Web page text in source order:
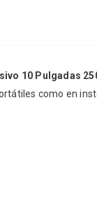
10 Pulgadas
como en